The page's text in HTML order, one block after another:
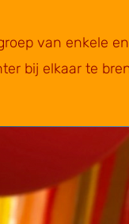
van enkele
bij elkaar te